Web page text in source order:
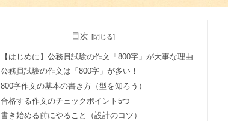
目次
【はじめに】公務員試験の作文「800字」が大事な理由
公務員試験の作文は「800字」が多い！
800字作文の基本の書き方（型を知ろう）
合格する作文のチェックポイント5つ
書き始める前にやること（設計のコツ）